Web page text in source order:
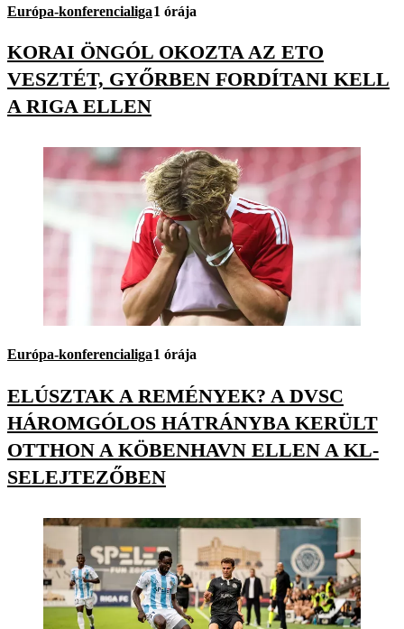
Európa-konferencialiga1 órája
KORAI ÖNGÓL OKOZTA AZ ETO
VESZTÉT, GYŐRBEN FORDÍTANI KELL
A RIGA ELLEN
Európa-konferencialiga1 órája
ELÚSZTAK A REMÉNYEK? A DVSC
HÁROMGÓLOS HÁTRÁNYBA KERÜLT
OTTHON A KÖBENHAVN ELLEN A KL-
SELEJTEZŐBEN